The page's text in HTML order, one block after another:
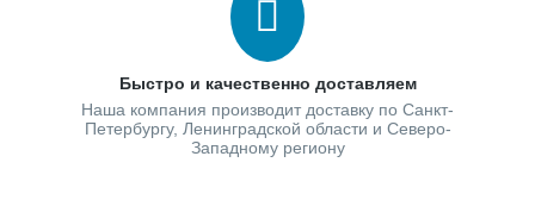
Быстро и качественно доставляем
Наша компания производит доставку по Санкт-
Петербургу, Ленинградской области и Северо-
Западному региону